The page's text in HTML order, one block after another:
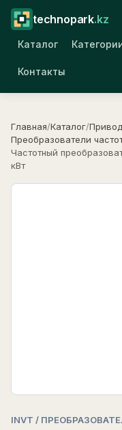
technopark.kz
Каталог
Контакты
Главная/Каталог/
Преобразователи
Частотный
кВт
INVT /